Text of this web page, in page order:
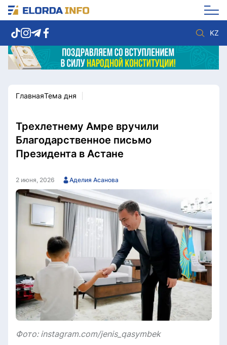
KZ
Новости столицы
Спорт
Культура
Разное
Мнение
Видео
Мир
Послание
Служба Комплаенс
ГлавнаяТема дня
Трехлетнему Амре вручили
Благодарственное письмо
Президента в Астане
2 июня, 2026 Аделия Асанова
Фото: instagram.com/jenis_qasymbek